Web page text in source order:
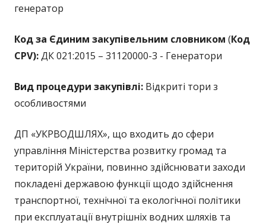
генератор
Код за Єдиним закупівельним словником (Код
CPV):ДК 021:2015 – 31120000-3 - Генератори
Вид процедури закупівлі: Відкриті тори з
особливостями
ДП «УКРВОДШЛЯХ», що входить до сфери
управління Міністерства розвитку громад та
територій України, повинно здійснювати заходи
покладені державою функції щодо здійснення
транспортної, технічної та екологічної політики
при експлуатації внутрішніх водних шляхів та